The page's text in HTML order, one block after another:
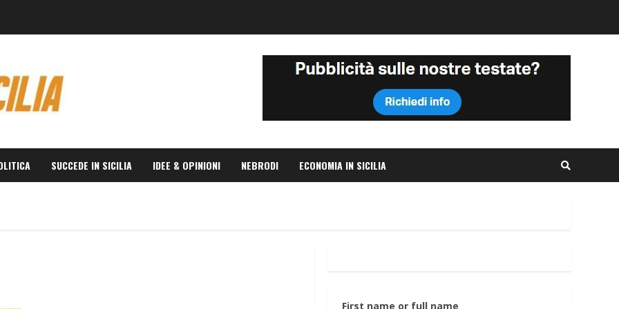
SUCCEDE IN SICILIA IDEE & OPINIONI NEBRODI ECONOMIA IN SICILIA
First name or full name